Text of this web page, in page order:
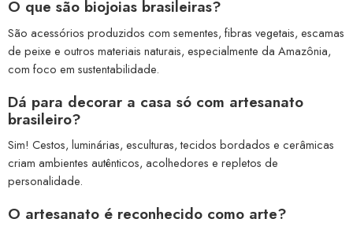
O que são biojoias brasileiras?
São acessórios produzidos com sementes, fibras vegetais, escamas
de peixe e outros materiais naturais, especialmente da Amazônia,
com foco em sustentabilidade.
Dá para decorar a casa só com artesanato
brasileiro?
Sim! Cestos, luminárias, esculturas, tecidos bordados e cerâmicas
criam ambientes autênticos, acolhedores e repletos de
personalidade.
O artesanato é reconhecido como arte?